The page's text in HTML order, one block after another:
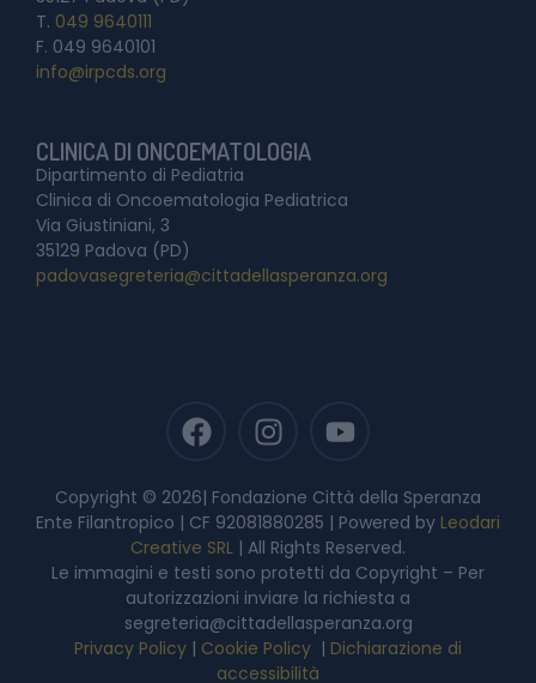
T. 049 9640111
F. 049 9640101
info@irpcds.org
CLINICA DI ONCOEMATOLOGIA
Dipartimento di Pediatria
Clinica di Oncoematologia Pediatrica
Via Giustiniani, 3
35129 Padova (PD)
padovasegreteria@cittadellasperanza.org
Copyright © 2026| Fondazione Città della Speranza
Ente Filantropico | CF 92081880285 | Powered by Leodari
Creative SRL | All Rights Reserved.
Le immagini e testi sono protetti da Copyright – Per
autorizzazioni inviare la richiesta a
segreteria@cittadellasperanza.org
Privacy Policy | Cookie Policy | Dichiarazione di
accessibilità